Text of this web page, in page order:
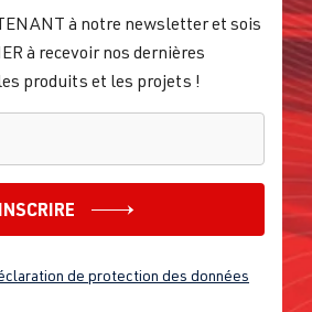
à notre newsletter et sois
à recevoir nos dernières
produits et les projets !
de protection des données